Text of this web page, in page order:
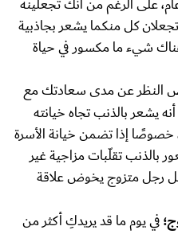
كل منكما يشعر بجاذبية
شيء ما مكسور في حياة
النظر عن مدى سعادتك مع
يشعر بالذنب تجاه خيانته
خصوصًا إذا تضمن خيانة الأسرة
بالذنب تقلّبات مزاجية غير
رجل متزوج يخوض علاقة
في يوم ما قد يريدكِ أكثر من